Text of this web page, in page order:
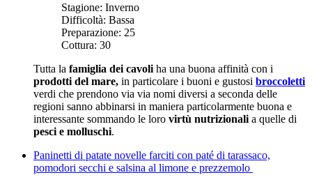
Stagione: Inverno
Difficoltà: Bassa
Preparazione: 25
Cottura: 30
Tutta la famiglia dei cavoli ha una buona affinità con i
prodotti del mare, in particolare i buoni e gustosi broccoletti
verdi che prendono via via nomi diversi a seconda delle
regioni sanno abbinarsi in maniera particolarmente buona e
interessante sommando le loro virtù nutrizionali a quelle di
pesci e molluschi.
Paninetti di patate novelle farciti con paté di tarassaco,
pomodori secchi e salsina al limone e prezzemolo